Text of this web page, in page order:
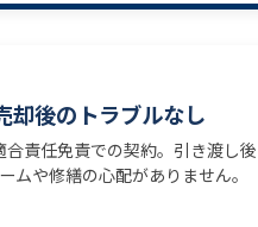
却後のトラブルなし
合責任免責での契約。引き渡し後
ムや修繕の心配がありません。